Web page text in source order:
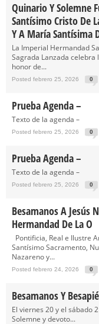
Quinario Y Solemne
Santísimo Cristo De
Y A María Santísima
La Imperial Hermandad
Sagrada Lanzada celebra
honor de...
Posted febrero 25, 2026 0
Prueba Agenda –
Texto de la agenda –
Posted febrero 25, 2026 0
Prueba Agenda –
Texto de la agenda –
Posted febrero 25, 2026 0
Besamanos A Jesús
Hermandad De La O
Pontificia, Real e Ilustre
Santísimo Sacramento,
Nazareno y...
Posted febrero 24, 2026 0
Besamanos Y
El viernes 20 y el sábado
Solemne y devoto...